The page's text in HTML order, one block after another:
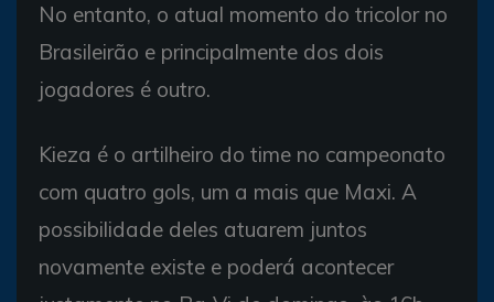
No entanto, o atual momento do tricolor no
Brasileirão e principalmente dos dois
jogadores é outro.
Kieza é o artilheiro do time no campeonato
com quatro gols, um a mais que Maxi. A
possibilidade deles atuarem juntos
novamente existe e poderá acontecer